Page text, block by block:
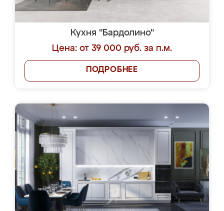
Кухня "Бардолино"
Цена: от 39 000 руб. за п.м.
ПОДРОБНЕЕ